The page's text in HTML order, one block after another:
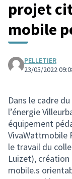
projet
mobile
PELLETIER
23/05/2022
Dans le cadre
l’énergie
équipement
VivaWattmobile
le travail du
Luizet), création
mobile.s